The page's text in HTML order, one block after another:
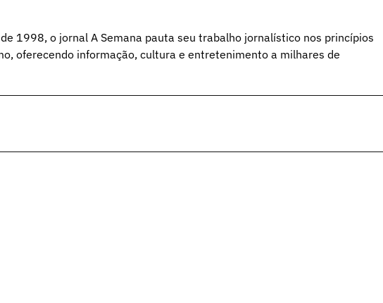
1998, o jornal A Semana pauta seu trabalho jornalístico nos princípios
oferecendo informação, cultura e entretenimento a milhares de